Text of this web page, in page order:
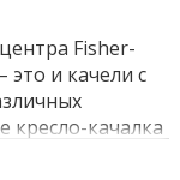
Fisher-
– это и качели с
кресло-качалка
и